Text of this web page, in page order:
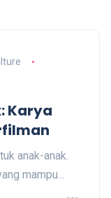
Karya
anak-anak.
mampu…